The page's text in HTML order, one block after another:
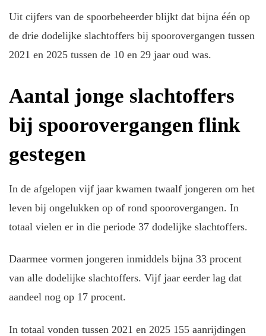
Uit cijfers van de spoorbeheerder blijkt dat bijna één op
de drie dodelijke slachtoffers bij spoorovergangen tussen
2021 en 2025 tussen de 10 en 29 jaar oud was.
Aantal jonge slachtoffers
bij spoorovergangen flink
gestegen
In de afgelopen vijf jaar kwamen twaalf jongeren om het
leven bij ongelukken op of rond spoorovergangen. In
totaal vielen er in die periode 37 dodelijke slachtoffers.
Daarmee vormen jongeren inmiddels bijna 33 procent
van alle dodelijke slachtoffers. Vijf jaar eerder lag dat
aandeel nog op 17 procent.
In totaal vonden tussen 2021 en 2025 155 aanrijdingen